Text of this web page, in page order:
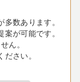
数あります。
が可能です。
ん。
さい。